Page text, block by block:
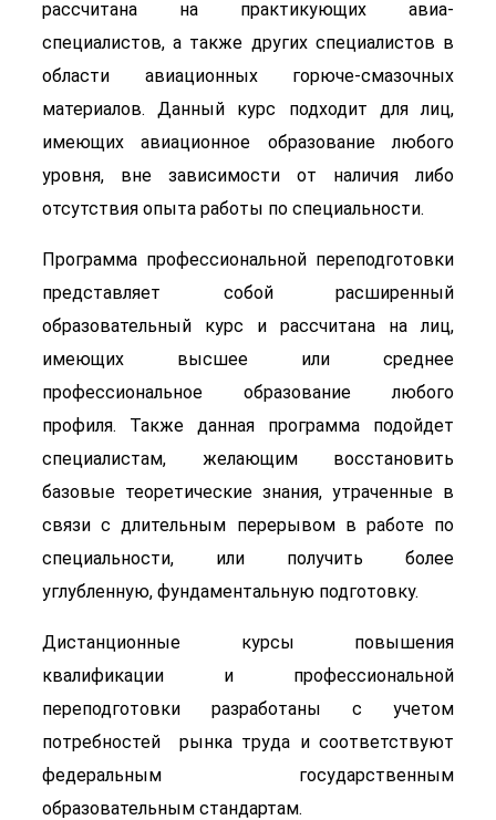
рассчитана на практикующих авиа-
специалистов, а также других специалистов в
области авиационных горюче-смазочных
материалов. Данный курс подходит для лиц,
имеющих авиационное образование любого
уровня, вне зависимости от наличия либо
отсутствия опыта работы по специальности.
Программа профессиональной переподготовки
представляет собой расширенный
образовательный курс и рассчитана на лиц,
имеющих высшее или среднее
профессиональное образование любого
профиля. Также данная программа подойдет
специалистам, желающим восстановить
базовые теоретические знания, утраченные в
связи с длительным перерывом в работе по
специальности, или получить более
углубленную, фундаментальную подготовку.
Дистанционные курсы повышения
квалификации и профессиональной
переподготовки разработаны с учетом
потребностей рынка труда и соответствуют
федеральным государственным
образовательным стандартам.